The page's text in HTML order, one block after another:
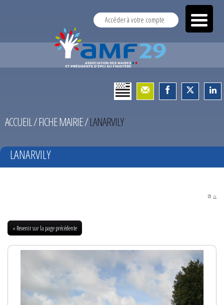
Accéder à votre compte
ACCUEIL/FICHE MAIRIE/LANARVILY
LANARVILY
PDF
« Revenir sur la page précédente